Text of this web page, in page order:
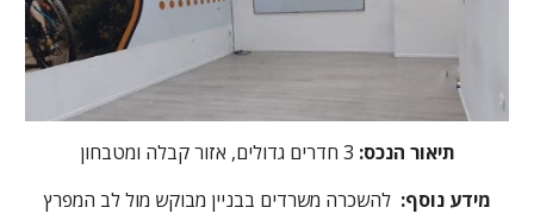
תיאור הנכס: 3 חדרים גדולים, אזור קבלה ומטבחון
מידע נוסף: להשכרה משרדים בבניין מבוקש מול לב המפרץ